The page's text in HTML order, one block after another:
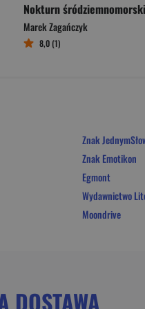
Nokturn śródziemnomorski
Marek Zagańczyk
8,0 (1)
Znak
Znak Emotikon
Egmont
Wydawnictwo
Moondrive
DOSTAWA